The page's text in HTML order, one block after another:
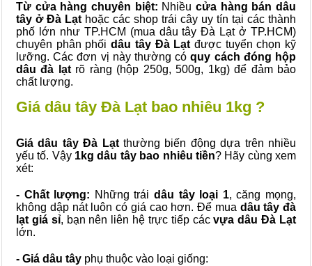
Từ cửa hàng chuyên biệt: Nhiềucửa hàng bán dâu
tây ở Đà Lạt hoặc các shop trái cây uy tín tại các thành
phố lớn như TP.HCM (mua dâu tây Đà Lạt ở TP.HCM)
chuyên phân phốidâu tây Đà Lạt được tuyển chọn kỹ
lưỡng. Các đơn vị này thường cóquy cách đóng hộp
dâu đà lạtrõ ràng (hộp 250g, 500g, 1kg) để đảm bảo
chất lượng.
Giá dâu tây Đà Lạt bao nhiêu 1kg ?
Giá dâu tây Đà Lạtthường biến động dựa trên nhiều
yếu tố. Vậy 1kg dâu tây bao nhiêu tiền? Hãy cùng xem
xét:
- Chất lượng: Những tráidâu tây loại 1, căng mọng,
không dập nát luôn có giá cao hơn. Để mua dâu tây đà
lạt giá sỉ, bạn nên liên hệ trực tiếp cácvựa dâu Đà Lạt
lớn.
- Giá dâu tây phụ thuộc vào loại giống: